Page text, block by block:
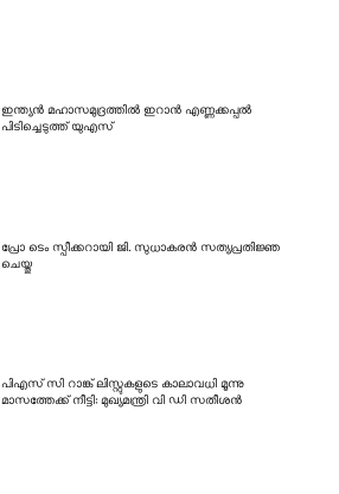
ഇന്ത്യൻ മഹാസമുദ്രത്തിൽ ഇറാൻ എണ്ണക്കപ്പൽ
പിടിച്ചെടുത്ത് യുഎസ്
പ്രോ ടെം സ്പീക്കറായി ജി. സുധാകരൻ സത്യപ്രതിജ്ഞ
ചെയ്തു
പിഎസ് സി റാങ്ക് ലിസ്റ്റുകളുടെ കാലാവധി മൂന്നു
മാസത്തേക്ക് നീട്ടി: മുഖ്യമന്ത്രി വി ഡി സതീശൻ